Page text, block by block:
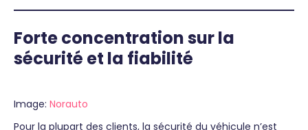
Forte concentration sur la
sécurité et la fiabilité
Image: Norauto
Pour la plupart des clients, la sécurité du véhicule n’est